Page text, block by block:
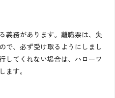
義務があります。離職票は、失
で、必ず受け取るようにしまし
してくれない場合は、ハローワ
ます。